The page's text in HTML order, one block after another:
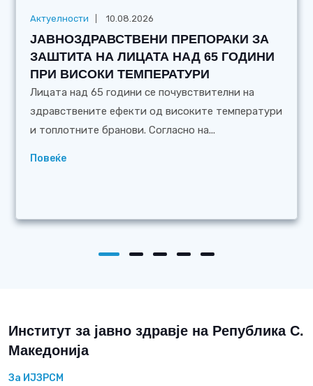
Актуелности 10.08.2026
ЈАВНОЗДРАВСТВЕНИ ПРЕПОРАКИ ЗА
ЗАШТИТА НА ЛИЦАТА НАД 65 ГОДИНИ
ПРИ ВИСОКИ ТЕМПЕРАТУРИ
Лицата над 65 години се почувствителни на
здравствените ефекти од високите температури
и топлотните бранови. Согласно на...
Повеќе
Институт за јавно здравје на Република С.
Македонија
За ИЈЗРСМ